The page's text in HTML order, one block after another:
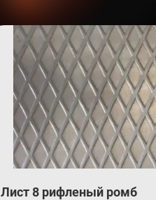
Лист 8 рифленый ромб